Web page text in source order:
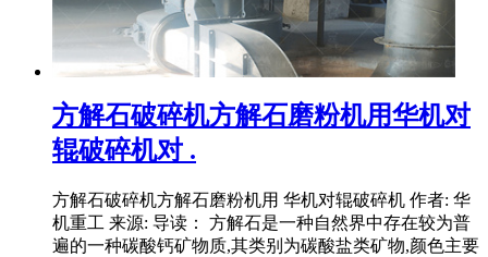
方解石破碎机方解石磨粉机用华机对
辊破碎机对 .
方解石破碎机方解石磨粉机用 华机对辊破碎机 作者: 华
机重工 来源: 导读： 方解石是一种自然界中存在较为普
遍的一种碳酸钙矿物质,其类别为碳酸盐类矿物,颜色主要